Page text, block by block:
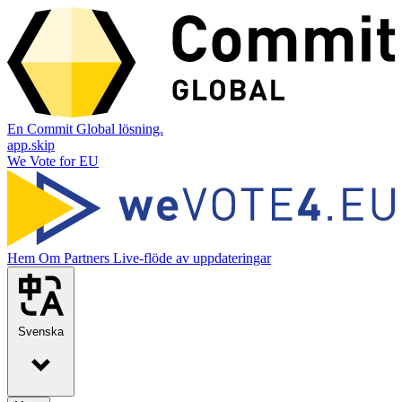
En Commit Global lösning.
app.skip
We Vote for EU
Hem Om Partners Live-flöde av uppdateringar
Svenska